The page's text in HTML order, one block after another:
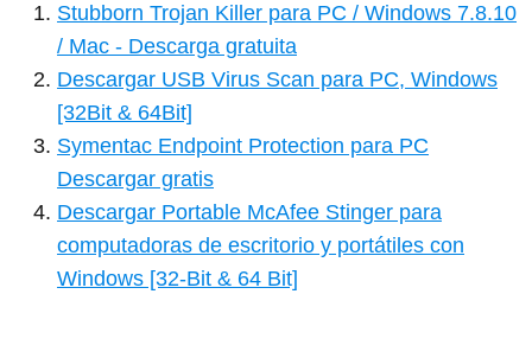
Stubborn Trojan Killer para PC / Windows 7.8.10
/ Mac - Descarga gratuita
Descargar USB Virus Scan para PC, Windows
[32Bit & 64Bit]
Symentac Endpoint Protection para PC
Descargar gratis
Descargar Portable McAfee Stinger para
computadoras de escritorio y portátiles con
Windows [32-Bit & 64 Bit]